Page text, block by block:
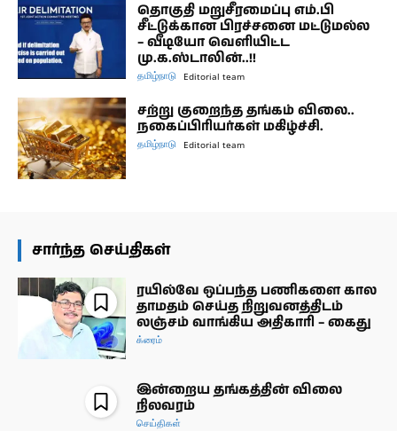
தொகுதி மறுசீரமைப்பு எம்.பி
சீட்டுக்கான பிரச்சனை மட்டுமல்ல
– வீடியோ வெளியிட்ட
மு.க.ஸ்டாலின்..!!
தமிழ்நாடு Editorial team
சற்று குறைந்த தங்கம் விலை..
நகைப்பிரியர்கள் மகிழ்ச்சி.
தமிழ்நாடு Editorial team
சார்ந்த செய்திகள்
ரயில்வே ஒப்பந்த பணிகளை கால
தாமதம் செய்த நிறுவனத்திடம்
லஞ்சம் வாங்கிய அதிகாரி – கைது
க்ரைம்
இன்றைய தங்கத்தின் விலை
நிலவரம்
செய்திகள்